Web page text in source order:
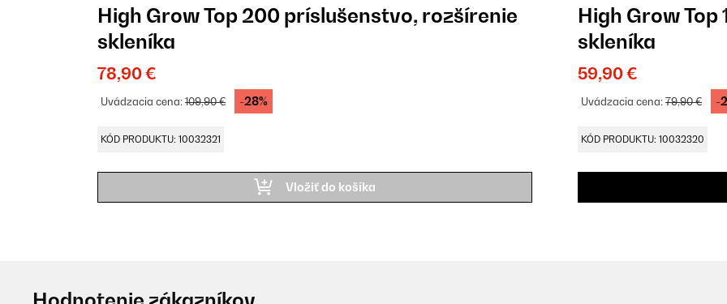
High Grow Top 200 príslušenstvo, rozšírenie
skleníka
78,90 €
Uvádzacia cena:109,90 € -28%
KÓD PRODUKTU: 10032321
Vložiť do košíka
High Grow
skleníka
59,90 €
Uvádzacia cena:79,90 € -
KÓD PRODUKTU: 10032320